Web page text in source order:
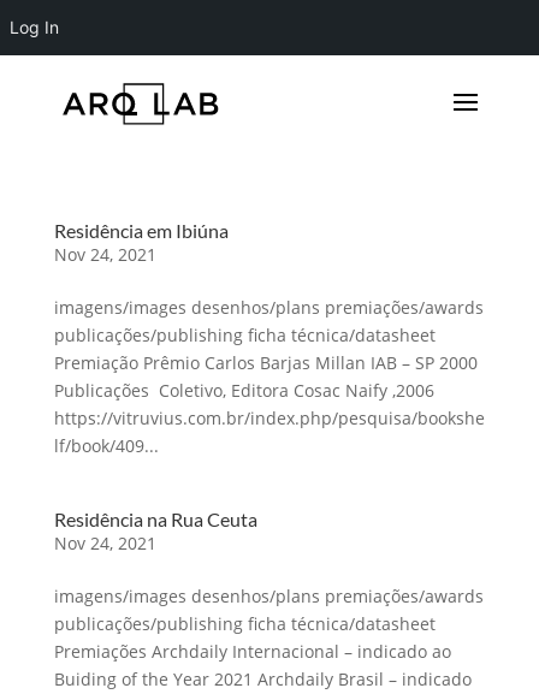
Log In
Residência em Ibiúna
Nov 24, 2021
imagens/images desenhos/plans premiações/awards
publicações/publishing ficha técnica/datasheet
Premiação Prêmio Carlos Barjas Millan IAB – SP 2000
Publicações Coletivo, Editora Cosac Naify ,2006
https://vitruvius.com.br/index.php/pesquisa/bookshe
lf/book/409...
Residência na Rua Ceuta
Nov 24, 2021
imagens/images desenhos/plans premiações/awards
publicações/publishing ficha técnica/datasheet
Premiações Archdaily Internacional – indicado ao
Buiding of the Year 2021 Archdaily Brasil – indicado